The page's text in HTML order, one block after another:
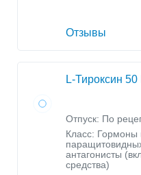
Отзывы
L-Тироксин
Отпуск: По
Класс: Гормоны
антагонисты
средства)